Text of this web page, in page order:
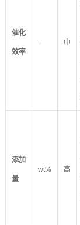
催化
效率
– 中
添加
量
wt% 高